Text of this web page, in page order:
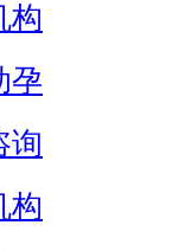
构
孕
询
构